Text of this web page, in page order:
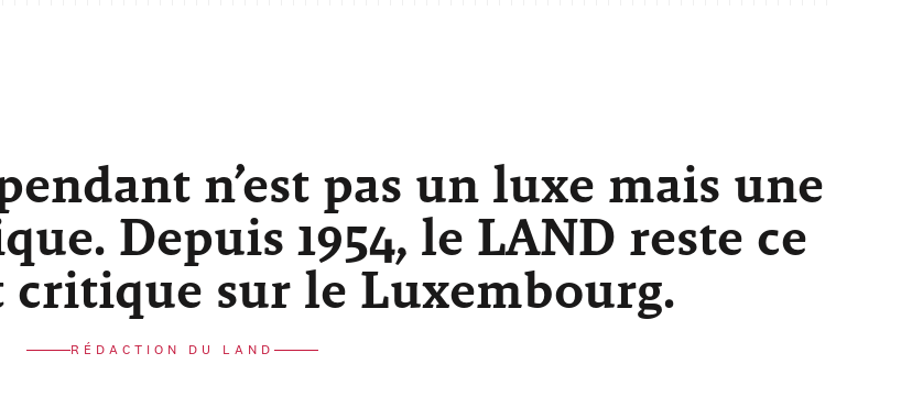
n’est pas un luxe mais une
Depuis 1954, le LAND reste ce
critique sur le Luxembourg.
RÉDACTION DU LAND